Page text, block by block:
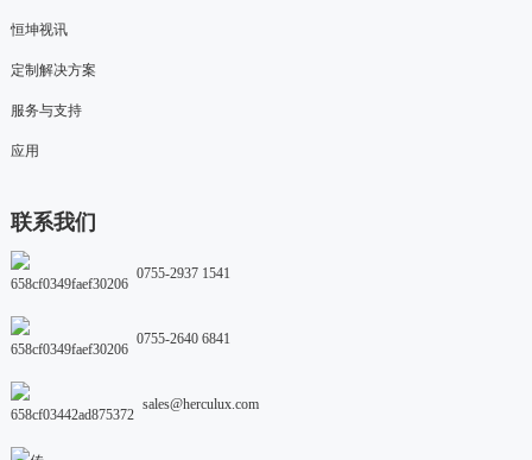
恒坤视讯
定制解决方案
服务与支持
应用
联系我们
0755-2937 1541
0755-2640 6841
sales@herculux.com